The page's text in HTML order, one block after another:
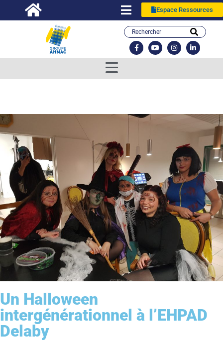
Espace Ressources
Un Halloween
intergénérationnel à l’EHPAD
Delaby